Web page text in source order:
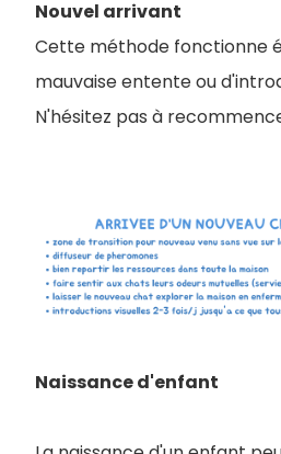
Nouvel arrivant
Cette méthode fonctionne
mauvaise entente ou
N'hésitez pas à
Naissance d'enfant